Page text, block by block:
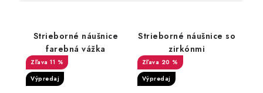
Strieborné náušnice
farebná vážka
11 %
Výpredaj
Strieborné náušnice so
zirkónmi
20 %
Výpredaj